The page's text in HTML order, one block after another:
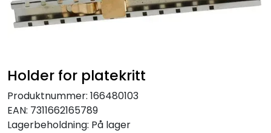
Holder for platekritt
Produktnummer: 166480103
EAN: 7311662165789
Lagerbeholdning: På lager
Automasjon
Verneutstyr
Industriprodukter